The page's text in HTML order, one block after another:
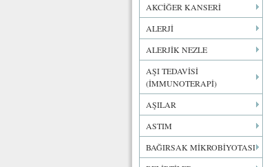
AKCİĞER KANSERİ
ALERJİ
ALERJİK NEZLE
AŞI TEDAVİSİ
(İMMUNOTERAPİ)
AŞILAR
ASTIM
BAĞIRSAK MİKROBİYOTASI